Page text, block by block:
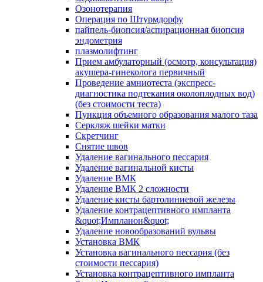
Озонотерапия
Операция по Штурмдорфу
пайпель-биопсия/аспирационная биопсия
эндометрия
плазмолифтинг
Прием амбулаторный (осмотр, консультация)
акушера-гинеколога первичный
Проведение амниотеста (экспресс-
диагностика подтекания околоплодных вод)
(без стоимости теста)
Пункция объемного образования малого таза
Серкляж шейки матки
Скретчинг
Снятие швов
Удаление вагинального пессария
Удаление вагинальной кисты
Удаление ВМК
Удаление ВМК 2 сложности
Удаление кисты бартолиниевой железы
Удаление контрацептивного импланта
&quot;Импланон&quot;
Удаление новообразований вульвы
Установка ВМК
Установка вагинального пессария (без
стоимости пессария)
Установка контрацептивного импланта